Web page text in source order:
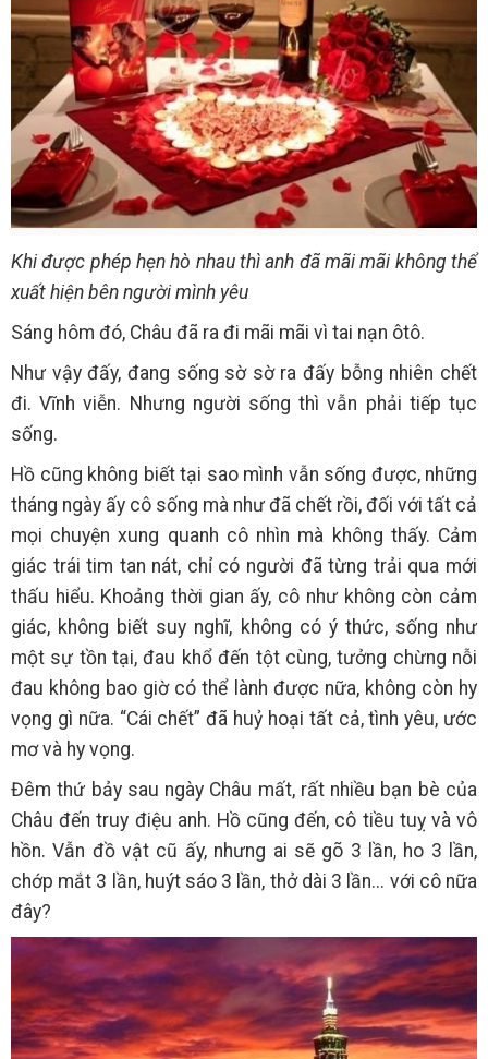
Khi được phép hẹn hò nhau thì anh đã mãi mãi không thể
xuất hiện bên người mình yêu
Sáng hôm đó, Châu đã ra đi mãi mãi vì tai nạn ôtô.
Như vậy đấy, đang sống sờ sờ ra đấy bỗng nhiên chết
đi. Vĩnh viễn. Nhưng người sống thì vẫn phải tiếp tục
sống.
Hồ cũng không biết tại sao mình vẫn sống được, những
tháng ngày ấy cô sống mà như đã chết rồi, đối với tất cả
mọi chuyện xung quanh cô nhìn mà không thấy. Cảm
giác trái tim tan nát, chỉ có người đã từng trải qua mới
thấu hiểu. Khoảng thời gian ấy, cô như không còn cảm
giác, không biết suy nghĩ, không có ý thức, sống như
một sự tồn tại, đau khổ đến tột cùng, tưởng chừng nỗi
đau không bao giờ có thể lành được nữa, không còn hy
vọng gì nữa. “Cái chết” đã huỷ hoại tất cả, tình yêu, ước
mơ và hy vọng.
Đêm thứ bảy sau ngày Châu mất, rất nhiều bạn bè của
Châu đến truy điệu anh. Hồ cũng đến, cô tiều tuỵ và vô
hồn. Vẫn đồ vật cũ ấy, nhưng ai sẽ gõ 3 lần, ho 3 lần,
chớp mắt 3 lần, huýt sáo 3 lần, thở dài 3 lần... với cô nữa
đây?